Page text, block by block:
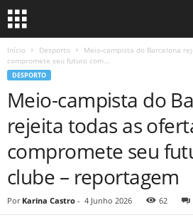
Início Desporto
Meio-campista do Barcelona
compromete seu futuro com...
DESPORTO
Meio-campista do
rejeita todas as
compromete seu
clube – reportagem
Por Karina Castro - 4 Junho 2026 62